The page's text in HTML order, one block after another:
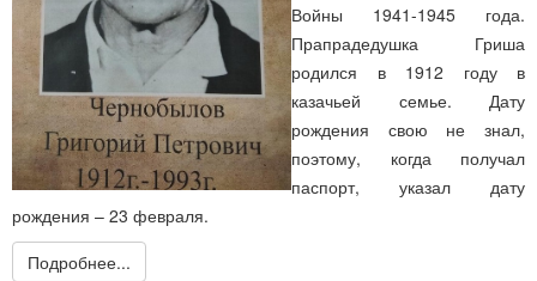
Войны 1941-1945 года.
Прапрадедушка Гриша
родился в 1912 году в
казачьей семье. Дату
рождения свою не знал,
поэтому, когда получал
паспорт, указал дату
рождения – 23 февраля.
Подробнее...